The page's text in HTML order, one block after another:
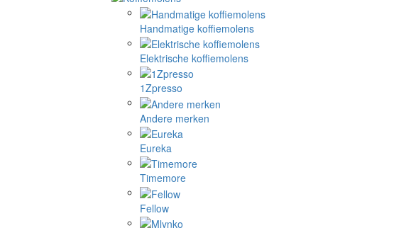
Handmatige koffiemolens
Elektrische koffiemolens
1Zpresso
Andere merken
Eureka
Timemore
Fellow